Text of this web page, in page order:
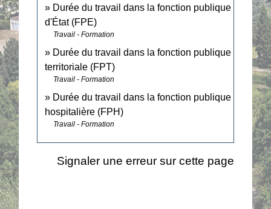
Durée du travail dans la fonction publique
d'État (FPE)
Travail - Formation
Durée du travail dans la fonction publique
territoriale (FPT)
Travail - Formation
Durée du travail dans la fonction publique
hospitalière (FPH)
Travail - Formation
Signaler une erreur sur cette page